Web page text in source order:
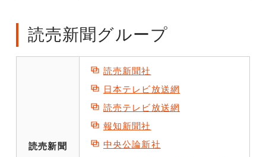
読売新聞グループ
読売新聞
読売新聞社
日本テレビ放送網
読売テレビ放送網
報知新聞社
中央公論新社